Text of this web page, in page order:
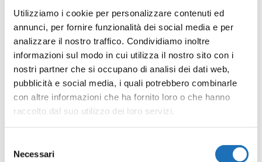
Utilizziamo i cookie per personalizzare contenuti ed
annunci, per fornire funzionalità dei social media e per
analizzare il nostro traffico. Condividiamo inoltre
informazioni sul modo in cui utilizza il nostro sito con i
nostri partner che si occupano di analisi dei dati web,
pubblicità e social media, i quali potrebbero combinarle
con altre informazioni che ha fornito loro o che hanno
raccolto dal suo utilizzo dei loro servizi.
delNecessari
confrontarsi.
È presente inoltre unasala soppalcata
destinata specificatamente per le
videoriunioni, gli esami online e le chiamate
vocali durante lo smart working.
Nella bella stagioneè fruibile anche l’ampia
terrazza al secondo piano (circa 30 posti a
sedere).